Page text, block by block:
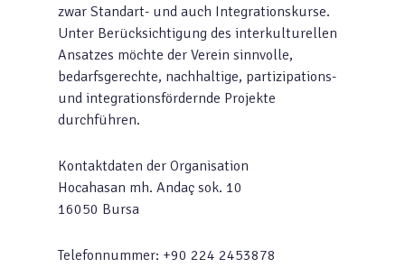
zwar Standart- und auch Integrationskurse.
Unter Berücksichtigung des interkulturellen
Ansatzes möchte der Verein sinnvolle,
bedarfsgerechte, nachhaltige, partizipations-
und integrationsfördernde Projekte
durchführen.
Kontaktdaten der Organisation
Hocahasan mh. Andaç sok. 10
16050 Bursa
Telefonnummer: +90 224 2453878